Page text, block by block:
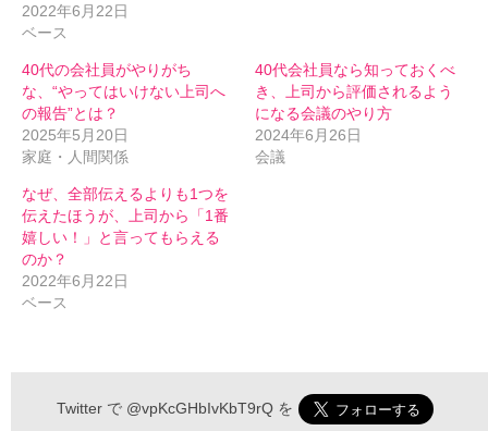
2022年6月22日
ベース
40代の会社員がやりがち
な、“やってはいけない上司へ
の報告”とは？
2025年5月20日
家庭・人間関係
40代会社員なら知っておくべ
き、上司から評価されるよう
になる会議のやり方
2024年6月26日
会議
なぜ、全部伝えるよりも1つを
伝えたほうが、上司から「1番
嬉しい！」と言ってもらえる
のか？
2022年6月22日
ベース
*
Twitter で @vpKcGHbIvKbT9rQ を